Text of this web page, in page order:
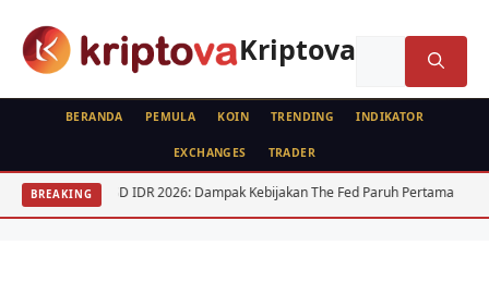
Kriptova
BERANDA PEMULA KOIN TRENDING INDIKATOR
EXCHANGES TRADER
BREAKING
USD IDR 2026: Dampak Kebijakan The Fed Paruh Pertama
FEATURED
Apa itu Alt Season?